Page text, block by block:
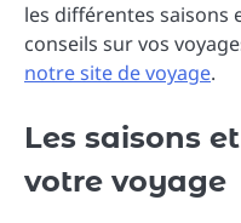
les différentes saisons
conseils sur vos
notre site de voyage.
Les saisons
votre voyage